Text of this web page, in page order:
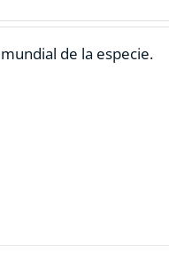
de la especie.